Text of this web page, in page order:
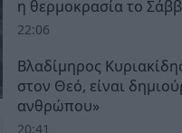
η θερμοκρασία το
22:06
Βλαδίμηρος
στον Θεό, είναι
ανθρώπου»
20:41